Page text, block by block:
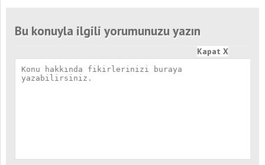
Bu konuyla ilgili yorumunuzu yazın
Kapat X